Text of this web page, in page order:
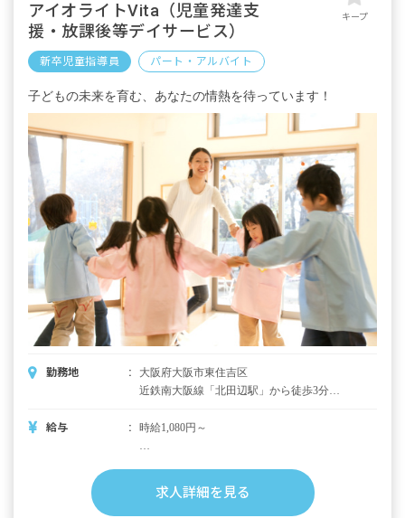
アイオライトVita（児童発達支
援・放課後等デイサービス）
新卒児童指導員 パート・アルバイト
キープ
子どもの未来を育む、あなたの情熱を待っています！
勤務地
大阪府大阪市東住吉区
近鉄南大阪線「北田辺駅」から徒歩3分
す。 ■自転車通勤OK
給与 時給1,080円～
・時間外手当
求人詳細を見る